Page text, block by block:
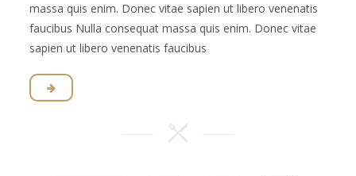
massa quis enim. Donec vitae sapien ut libero venenatis
faucibus Nulla consequat massa quis enim. Donec vitae
sapien ut libero venenatis faucibus